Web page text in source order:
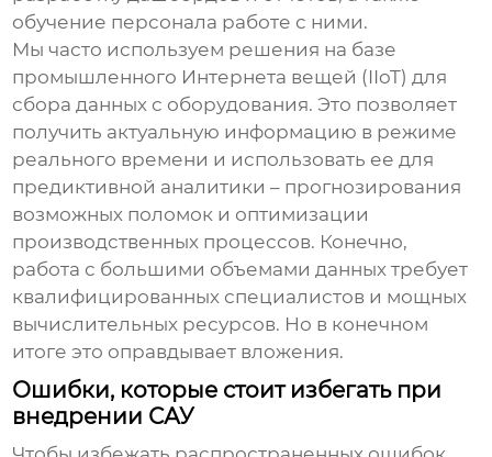
обучение персонала работе с ними.
Мы часто используем решения на базе
промышленного Интернета вещей (IIoT) для
сбора данных с оборудования. Это позволяет
получить актуальную информацию в режиме
реального времени и использовать ее для
предиктивной аналитики – прогнозирования
возможных поломок и оптимизации
производственных процессов. Конечно,
работа с большими объемами данных требует
квалифицированных специалистов и мощных
вычислительных ресурсов. Но в конечном
итоге это оправдывает вложения.
Ошибки, которые стоит избегать при
внедрении САУ